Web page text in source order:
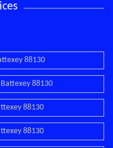
88130
88130
88130
88130